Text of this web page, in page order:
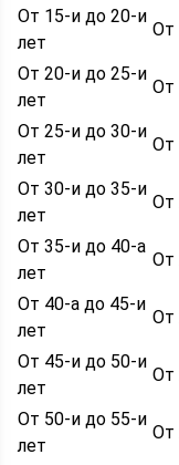
От 15-и до 20-и
лет
От
От 20-и до 25-и
лет
От
От 25-и до 30-и
лет
От
От 30-и до 35-и
лет
От
От 35-и до 40-а
лет
От
От 40-а до 45-и
лет
От
От 45-и до 50-и
лет
От
От 50-и до 55-и
лет
От